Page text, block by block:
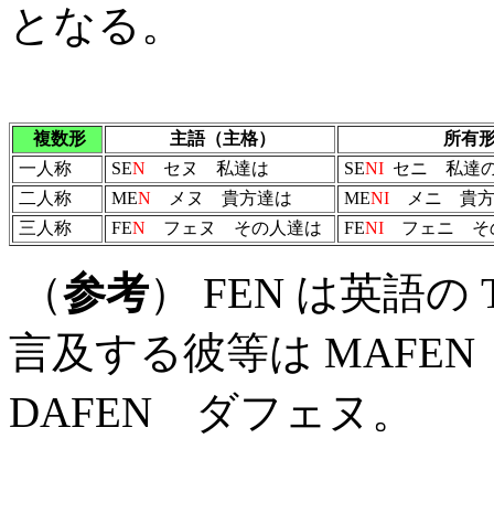
となる。
複数形 主語（主格）
所有
一人称
SEN セヌ 私達は SENI セニ 私達
二人称
MEN メヌ 貴方達は MENI メニ 貴方
三人称
FEN フェヌ その人達は FENI フェニ そ
（参考） FEN は英語の
言及する彼等は
DAFEN ダフェヌ。